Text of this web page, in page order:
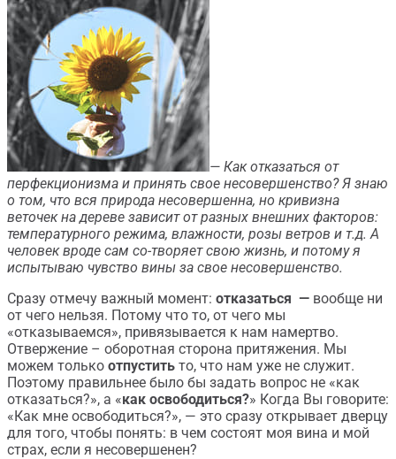
— Как отказаться от
перфекционизма и принять свое несовершенство? Я знаю
о том, что вся природа несовершенна, но кривизна
веточек на дереве зависит от разных внешних факторов:
температурного режима, влажности, розы ветров и т.д. А
человек вроде сам со-творяет свою жизнь, и потому я
испытываю чувство вины за свое несовершенство.
Сразу отмечу важный момент: отказаться — вообще ни
от чего нельзя. Потому что то, от чего мы
«отказываемся», привязывается к нам намертво.
Отвержение – оборотная сторона притяжения. Мы
можем только отпустить то, что нам уже не служит.
Поэтому правильнее было бы задать вопрос не «как
отказаться?», а «как освободиться?» Когда Вы говорите:
«Как мне освободиться?», — это сразу открывает дверцу
для того, чтобы понять: в чем состоят моя вина и мой
страх, если я несовершенен?